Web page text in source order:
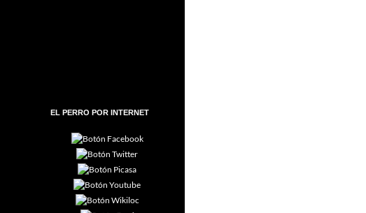
EL PERRO POR INTERNET